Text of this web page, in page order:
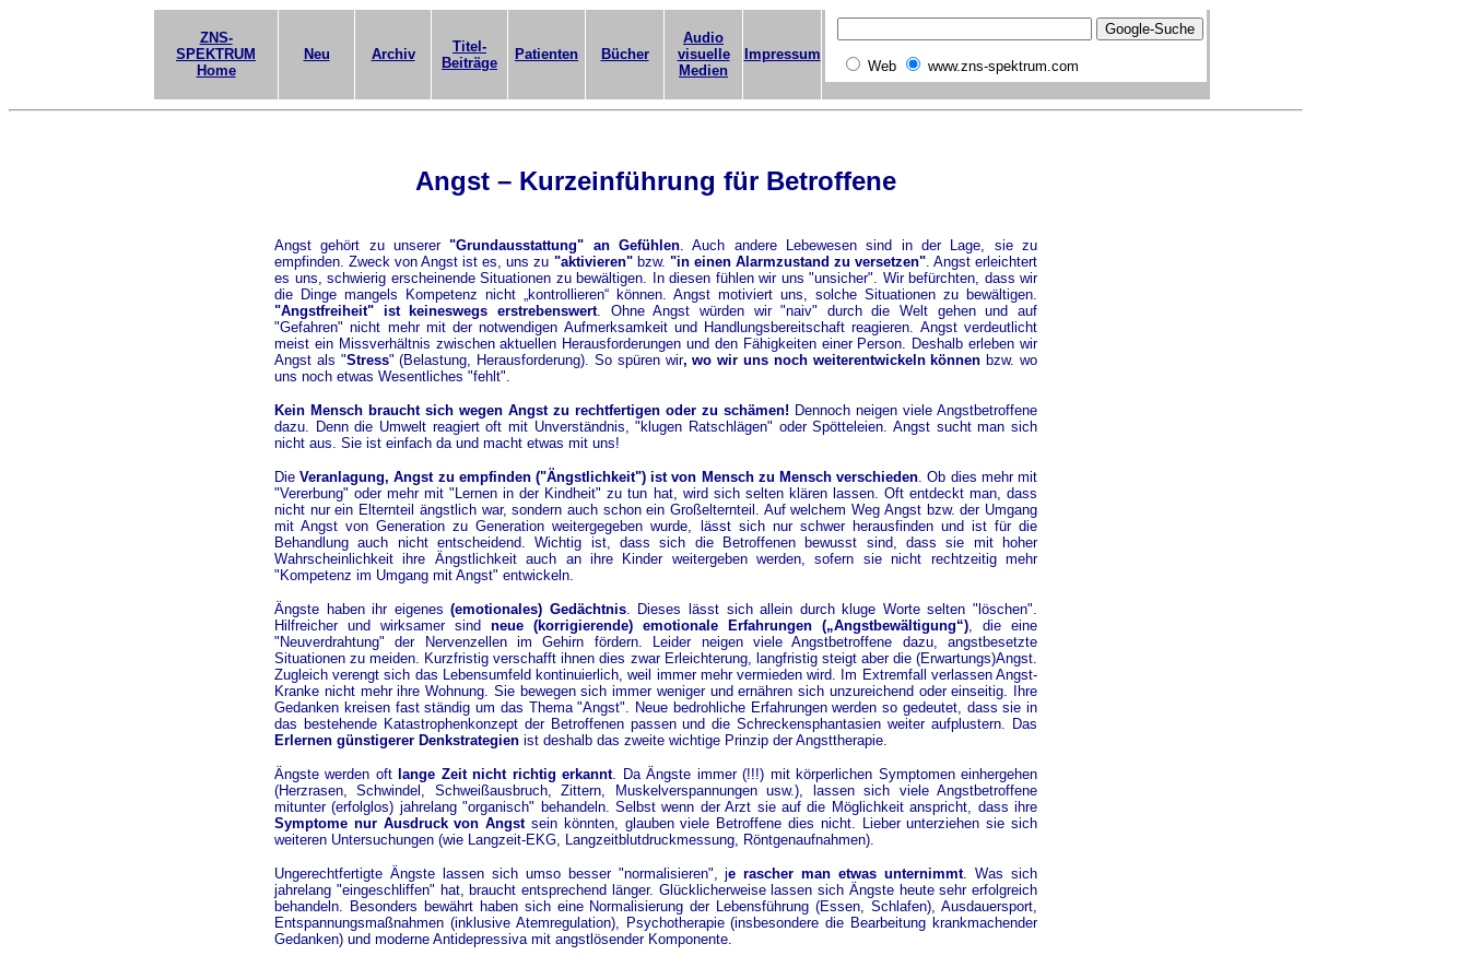
ZNS-
SPEKTRUM
Home
Neu Archiv
Titel-
Beiträge
Patienten Bücher
Audio
visuelle
Medien
Impressum
Web www.zns-spektrum.com
Angst – Kurzeinführung für Betroffene
Angst gehört zu unserer"Grundausstattung" an Gefühlen. Auch andere Lebewesen sind in der Lage, sie zu
empfinden. Zweck von Angst ist es, uns zu "aktivieren"bzw. "in einen Alarmzustand zu versetzen". Angst erleichtert
es uns, schwierig erscheinende Situationen zu bewältigen. In diesen fühlen wir uns "unsicher". Wir befürchten, dass wir
die Dinge mangels Kompetenz nicht „kontrollieren“ können. Angst motiviert uns, solche Situationen zu bewältigen.
"Angstfreiheit" ist keineswegs erstrebenswert. Ohne Angst würden wir "naiv" durch die Welt gehen und auf
"Gefahren" nicht mehr mit der notwendigen Aufmerksamkeit und Handlungsbereitschaft reagieren. Angst verdeutlicht
meist ein Missverhältnis zwischen aktuellen Herausforderungen und den Fähigkeiten einer Person. Deshalb erleben wir
Angst als "Stress" (Belastung, Herausforderung). So spüren wir, wo wir uns noch weiterentwickeln können bzw. wo
uns noch etwas Wesentliches "fehlt".
Kein Mensch braucht sich wegen Angst zu rechtfertigen oder zu schämen! Dennoch neigen viele Angstbetroffene
dazu. Denn die Umwelt reagiert oft mit Unverständnis, "klugen Ratschlägen" oder Spötteleien. Angst sucht man sich
nicht aus. Sie ist einfach da und macht etwas mit uns!
DieVeranlagung, Angst zu empfinden ("Ängstlichkeit") ist von Mensch zu Mensch verschieden. Ob dies mehr mit
"Vererbung" oder mehr mit "Lernen in der Kindheit" zu tun hat, wird sich selten klären lassen. Oft entdeckt man, dass
nicht nur ein Elternteil ängstlich war, sondern auch schon ein Großelternteil. Auf welchem Weg Angst bzw. der Umgang
mit Angst von Generation zu Generation weitergegeben wurde, lässt sich nur schwer herausfinden und ist für die
Behandlung auch nicht entscheidend. Wichtig ist, dass sich die Betroffenen bewusst sind, dass sie mit hoher
Wahrscheinlichkeit ihre Ängstlichkeit auch an ihre Kinder weitergeben werden, sofern sie nicht rechtzeitig mehr
"Kompetenz im Umgang mit Angst" entwickeln.
Ängste haben ihr eigenes(emotionales) Gedächtnis. Dieses lässt sich allein durch kluge Worte selten "löschen".
Hilfreicher und wirksamer sind neue (korrigierende) emotionale Erfahrungen („Angstbewältigung“), die eine
"Neuverdrahtung" der Nervenzellen im Gehirn fördern. Leider neigen viele Angstbetroffene dazu, angstbesetzte
Situationen zu meiden. Kurzfristig verschafft ihnen dies zwar Erleichterung, langfristig steigt aber die (Erwartungs)Angst.
Zugleich verengt sich das Lebensumfeld kontinuierlich, weil immer mehr vermieden wird. Im Extremfall verlassen Angst-
Kranke nicht mehr ihre Wohnung. Sie bewegen sich immer weniger und ernähren sich unzureichend oder einseitig. Ihre
Gedanken kreisen fast ständig um das Thema "Angst". Neue bedrohliche Erfahrungen werden so gedeutet, dass sie in
das bestehende Katastrophenkonzept der Betroffenen passen und die Schreckensphantasien weiter aufplustern. Das
Erlernen günstigerer Denkstrategien ist deshalb das zweite wichtige Prinzip der Angsttherapie.
Ängste werden oft lange Zeit nicht richtig erkannt. Da Ängste immer (!!!) mit körperlichen Symptomen einhergehen
(Herzrasen, Schwindel, Schweißausbruch, Zittern, Muskelverspannungen usw.), lassen sich viele Angstbetroffene
mitunter (erfolglos) jahrelang "organisch" behandeln. Selbst wenn der Arzt sie auf die Möglichkeit anspricht, dass ihre
Symptome nur Ausdruck von Angstsein könnten, glauben viele Betroffene dies nicht. Lieber unterziehen sie sich
weiteren Untersuchungen (wie Langzeit-EKG, Langzeitblutdruckmessung, Röntgenaufnahmen).
Ungerechtfertigte Ängste lassen sich umso besser "normalisieren", je rascher man etwas unternimmt. Was sich
jahrelang "eingeschliffen" hat, braucht entsprechend länger. Glücklicherweise lassen sich Ängste heute sehr erfolgreich
behandeln. Besonders bewährt haben sich eine Normalisierung der Lebensführung (Essen, Schlafen), Ausdauersport,
Entspannungsmaßnahmen (inklusive Atemregulation), Psychotherapie (insbesondere die Bearbeitung krankmachender
Gedanken) und moderne Antidepressiva mit angstlösender Komponente.